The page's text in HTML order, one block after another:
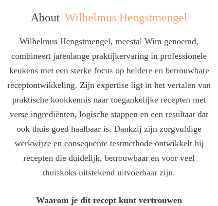
About Wilhelmus Hengstmengel
Wilhelmus Hengstmengel, meestal Wim genoemd,
combineert jarenlange praktijkervaring in professionele
keukens met een sterke focus op heldere en betrouwbare
receptontwikkeling. Zijn expertise ligt in het vertalen van
praktische kookkennis naar toegankelijke recepten met
verse ingrediënten, logische stappen en een resultaat dat
ook thuis goed haalbaar is. Dankzij zijn zorgvuldige
werkwijze en consequente testmethode ontwikkelt hij
recepten die duidelijk, betrouwbaar en voor veel
thuiskoks uitstekend uitvoerbaar zijn.
Waarom je dit recept kunt vertrouwen